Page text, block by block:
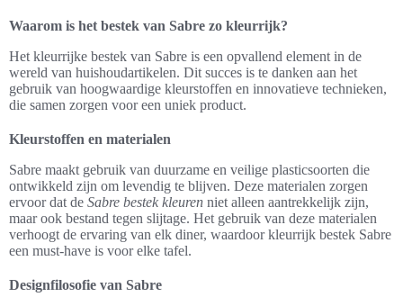
Waarom is het bestek van Sabre zo kleurrijk?
Het kleurrijke bestek van Sabre is een opvallend element in de
wereld van huishoudartikelen. Dit succes is te danken aan het
gebruik van hoogwaardige kleurstoffen en innovatieve technieken,
die samen zorgen voor een uniek product.
Kleurstoffen en materialen
Sabre maakt gebruik van duurzame en veilige plasticsoorten die
ontwikkeld zijn om levendig te blijven. Deze materialen zorgen
ervoor dat de Sabre bestek kleuren niet alleen aantrekkelijk zijn,
maar ook bestand tegen slijtage. Het gebruik van deze materialen
verhoogt de ervaring van elk diner, waardoor kleurrijk bestek Sabre
een must-have is voor elke tafel.
Designfilosofie van Sabre